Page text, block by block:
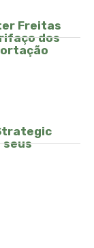
Freitas
dos
seus